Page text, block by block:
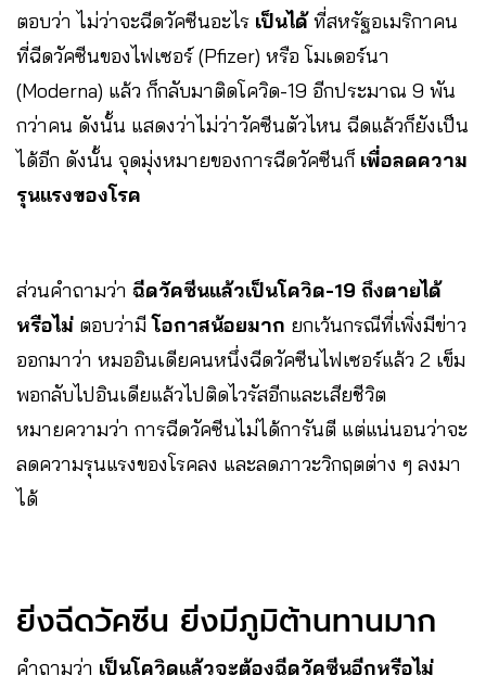
ตอบว่า ไม่ว่าจะฉีดวัคซีนอะไร เป็นได้ที่สหรัฐอเมริกาคน
ที่ฉีดวัคซีนของไฟเซอร์ (Pfizer) หรือ โมเดอร์นา
(Moderna) แล้ว ก็กลับมาติดโควิด-19 อีกประมาณ 9 พัน
กว่าคน ดังนั้น แสดงว่าไม่ว่าวัคซีนตัวไหน ฉีดแล้วก็ยังเป็น
ได้อีก ดังนั้น จุดมุ่งหมายของการฉีดวัคซีนก็ เพื่อลดความ
รุนแรงของโรค
ส่วนคำถามว่า ฉีดวัคซีนแล้วเป็นโควิด-19 ถึงตายได้
หรือไม่ ตอบว่ามีโอกาสน้อยมาก ยกเว้นกรณีที่เพิ่งมีข่าว
ออกมาว่า หมออินเดียคนหนึ่งฉีดวัคซีนไฟเซอร์แล้ว 2 เข็ม
พอกลับไปอินเดียแล้วไปติดไวรัสอีกและเสียชีวิต
หมายความว่า การฉีดวัคซีนไม่ได้การันตี แต่แน่นอนว่าจะ
ลดความรุนแรงของโรคลง และลดภาวะวิกฤตต่าง ๆ ลงมา
ได้
ยิ่งฉีดวัคซีน ยิ่งมีภูมิต้านทานมาก
คำถามว่า เป็นโควิดแล้วจะต้องฉีดวัคซีนอีกหรือไม่